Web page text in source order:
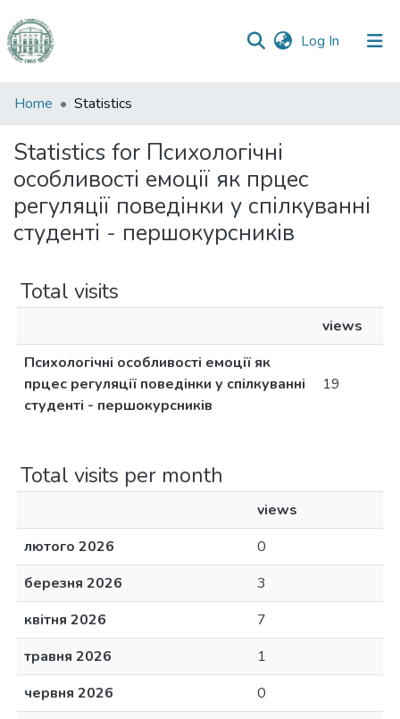
Log In (current)
Communities
Collections
All of DSpace
Home Statistics
Statistics for Психологічні
особливості емоції як прцес
регуляції поведінки у спілкуванні
студенті - першокурсників
Total visits
views
Психологічні особливості емоції як
прцес регуляції поведінки у спілкуванні
студенті - першокурсників
19
Total visits per month
views
лютого 2026
0
березня 2026
3
квітня 2026
7
травня 2026
1
червня 2026
0